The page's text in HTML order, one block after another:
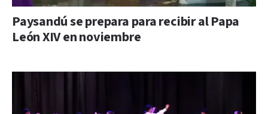
Paysandú se prepara para recibir al Papa
León XIV en noviembre